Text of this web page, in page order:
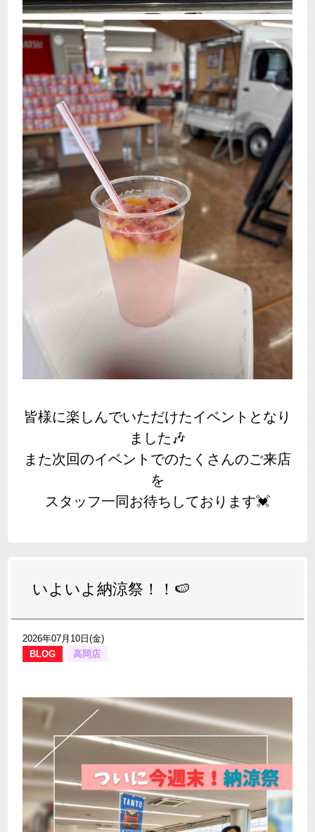
皆様に楽しんでいただけたイベントとなり
ました🎶
また次回のイベントでのたくさんのご来店
を
スタッフ一同お待ちしております💓
いよいよ納涼祭！！🍉
2026年07月10日(金)
BLOG
高岡店